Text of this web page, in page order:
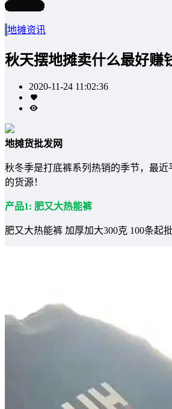
写文章
地摊资讯
秋天摆地摊卖什么最好赚
2020-11-24 11:02:36
地摊货批发网
秋冬季是打底裤系列热销的季节，最
的货源！
产品1: 肥又大热能裤
肥又大热能裤 加厚加大300克 100条起